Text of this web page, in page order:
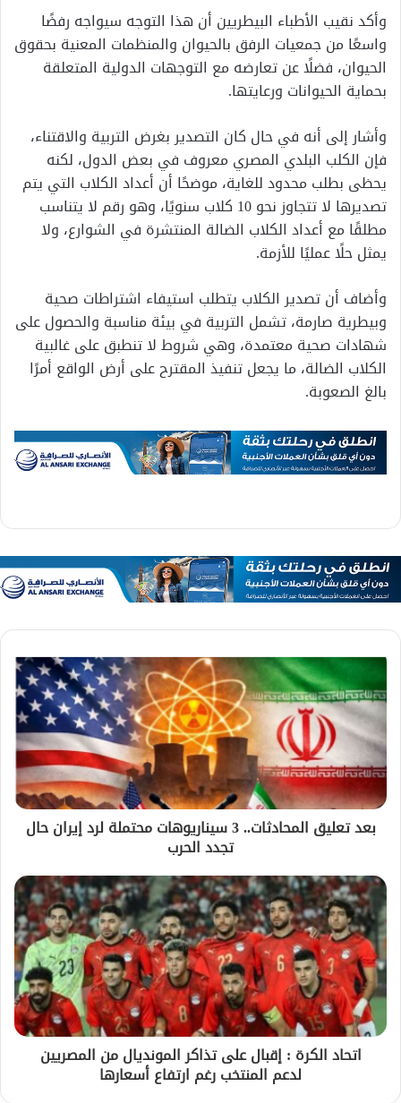
وأكد نقيب الأطباء البيطريين أن هذا التوجه سيواجه رفضًا
واسعًا من جمعيات الرفق بالحيوان والمنظمات المعنية بحقوق
الحيوان، فضلًا عن تعارضه مع التوجهات الدولية المتعلقة
بحماية الحيوانات ورعايتها.
وأشار إلى أنه في حال كان التصدير بغرض التربية والاقتناء،
فإن الكلب البلدي المصري معروف في بعض الدول، لكنه
يحظى بطلب محدود للغاية، موضحًا أن أعداد الكلاب التي يتم
تصديرها لا تتجاوز نحو 10 كلاب سنويًا، وهو رقم لا يتناسب
مطلقًا مع أعداد الكلاب الضالة المنتشرة في الشوارع، ولا
يمثل حلًا عمليًا للأزمة.
وأضاف أن تصدير الكلاب يتطلب استيفاء اشتراطات صحية
وبيطرية صارمة، تشمل التربية في بيئة مناسبة والحصول على
شهادات صحية معتمدة، وهي شروط لا تنطبق على غالبية
الكلاب الضالة، ما يجعل تنفيذ المقترح على أرض الواقع أمرًا
بالغ الصعوبة.
بعد تعليق المحادثات.. 3 سيناريوهات محتملة لرد إيران حال
تجدد الحرب
اتحاد الكرة : إقبال على تذاكر المونديال من المصريين
لدعم المنتخب رغم ارتفاع أسعارها